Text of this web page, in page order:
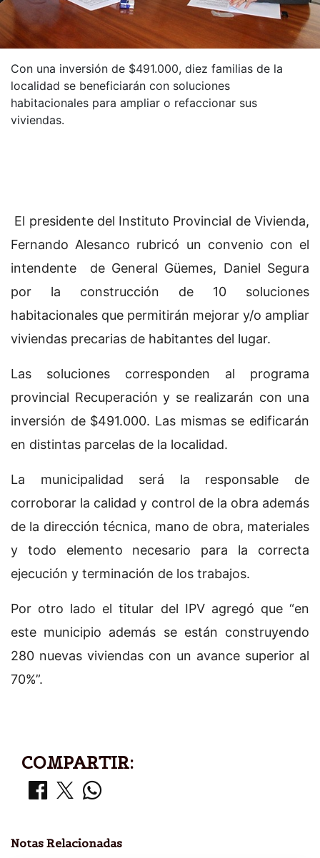
Con una inversión de $491.000, diez familias de la
localidad se beneficiarán con soluciones
habitacionales para ampliar o refaccionar sus
viviendas.
El presidente del Instituto Provincial de Vivienda,
Fernando Alesanco rubricó un convenio con el
intendente de General Güemes, Daniel Segura
por la construcción de 10 soluciones
habitacionales que permitirán mejorar y/o ampliar
viviendas precarias de habitantes del lugar.
Las soluciones corresponden al programa
provincial Recuperación y se realizarán con una
inversión de $491.000. Las mismas se edificarán
en distintas parcelas de la localidad.
La municipalidad será la responsable de
corroborar la calidad y control de la obra además
de la dirección técnica, mano de obra, materiales
y todo elemento necesario para la correcta
ejecución y terminación de los trabajos.
Por otro lado el titular del IPV agregó que “en
este municipio además se están construyendo
280 nuevas viviendas con un avance superior al
70%”.
COMPARTIR:
Notas Relacionadas